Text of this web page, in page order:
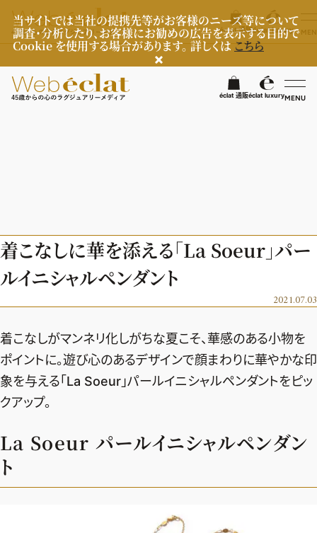
当サイトでは当社の提携先等がお客様のニーズ等について
調査・分析したり、お客様にお勧めの広告を表示する目的で
Cookie を使用する場合があります。 詳しくはこちら
éclat 通販éclat luxuryMENU検
8月の毎日コーデ
50代なに着てる？
ヘアスタイル・ヘアケア
エイジングケア
メイク
50代ベストコスメ
ヘルスケア
ヘルスケアTOPICS
更年期
ストレッチ・エクササイズ
ダイエット
50代健康のお悩み
ライフスタイル
ゴルフ
住まい
旅行＆グルメ
50代のお悩み
エクラ 華組メンバー一覧
エクラ 華組ランキング
チームJマダム
チームJマダムメンバー一覧
チームJマダムランキング
チームJマダム特集
編集長コラム
イヴルルド遙華の12星座占い
試し読み
エクラ通販
éclat 通販éclat luxury
着こなしに華を添える「La Soeur」パー
ルイニシャルペンダント
2021.07.03
着こなしがマンネリ化しがちな夏こそ、華感のある小物を
ポイントに。遊び心のあるデザインで顔まわりに華やかな印
象を与える「La Soeur」パールイニシャルペンダントをピッ
クアップ。
La Soeur パールイニシャルペンダン
ト